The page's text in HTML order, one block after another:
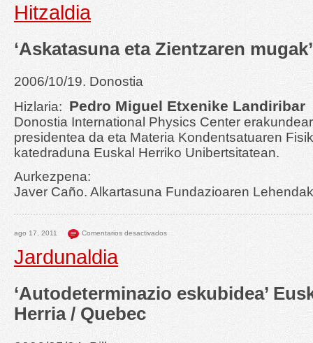
Hitzaldia
‘Askatasuna eta Zientzaren mugak’
2006/10/19. Donostia
Hizlaria: Pedro Miguel Etxenike Landiribar
Donostia International Physics Center
presidentea da eta Materia Kondentsatuaren
katedraduna Euskal Herriko Unibertsitatean.
Aurkezpena:
Javer Caño. Alkartasuna Fundazioaren
ago 17, 2011 Comentarios desactivados
Jardunaldia
‘Autodeterminazio eskubidea’
Herria / Quebec